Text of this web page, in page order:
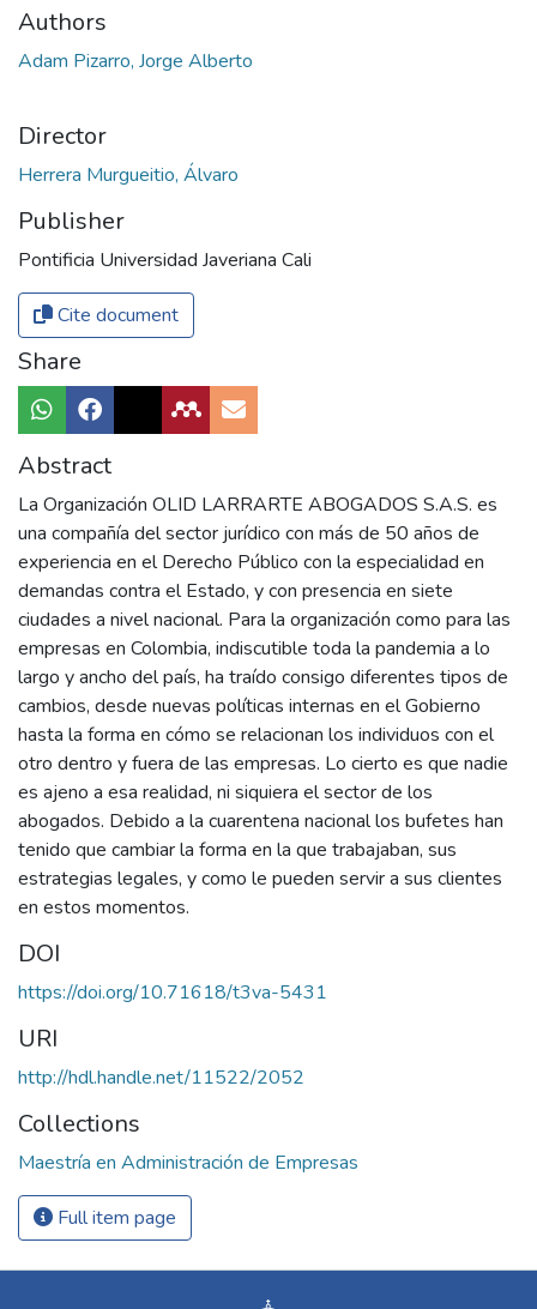
Authors
Adam Pizarro, Jorge Alberto
Director
Herrera Murgueitio, Álvaro
Publisher
Pontificia Universidad Javeriana Cali
Cite document
Share
Abstract
La Organización OLID LARRARTE ABOGADOS S.A.S. es
una compañía del sector jurídico con más de 50 años de
experiencia en el Derecho Público con la especialidad en
demandas contra el Estado, y con presencia en siete
ciudades a nivel nacional. Para la organización como para las
empresas en Colombia, indiscutible toda la pandemia a lo
largo y ancho del país, ha traído consigo diferentes tipos de
cambios, desde nuevas políticas internas en el Gobierno
hasta la forma en cómo se relacionan los individuos con el
otro dentro y fuera de las empresas. Lo cierto es que nadie
es ajeno a esa realidad, ni siquiera el sector de los
abogados. Debido a la cuarentena nacional los bufetes han
tenido que cambiar la forma en la que trabajaban, sus
estrategias legales, y como le pueden servir a sus clientes
en estos momentos.
DOI
https://doi.org/10.71618/t3va-5431
URI
http://hdl.handle.net/11522/2052
Collections
Maestría en Administración de Empresas
Full item page